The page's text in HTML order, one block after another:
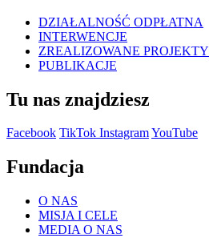
DZIAŁALNOŚĆ ODPŁATNA
INTERWENCJE
ZREALIZOWANE PROJEKTY
PUBLIKACJE
Tu nas znajdziesz
Facebook TikTok InstagramYouTube
Fundacja
O NAS
MISJA I CELE
MEDIA O NAS